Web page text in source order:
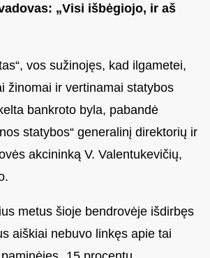
„Visi išbėgiojo, ir aš
vos sužinojęs, kad ilgametei,
žinomai ir vertinamai statybos
bankroto byla, pabandė
statybos“ generalinį direktorių ir
akcininką V. Valentukevičių,
metus šioje bendrovėje išdirbęs
aiškiai nebuvo linkęs apie tai